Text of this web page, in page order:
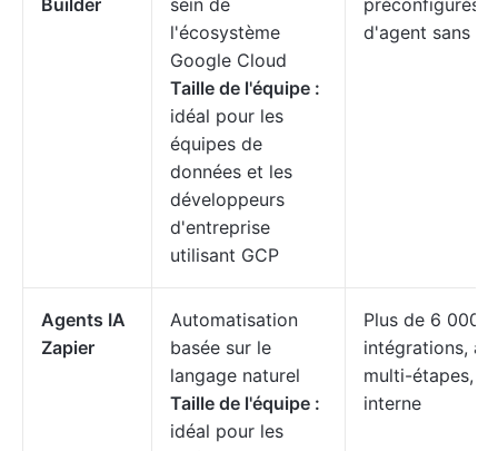
Builder
sein de
l'écosystème
Google Cloud
Taille de l'équipe :
idéal pour les
équipes de
données et les
développeurs
d'entreprise
utilisant GCP
préconfigurés,
d'agent sans
Agents IA
Zapier
Automatisation
basée sur le
langage naturel
Taille de l'équipe :
idéal pour les
Plus de 6 000
intégrations,
multi-étapes,
interne